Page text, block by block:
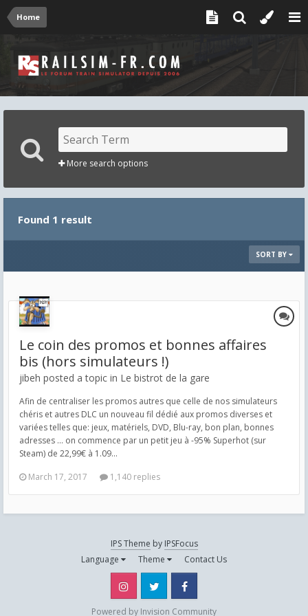
Home
More search options
Found 1 result
SORT BY
Le coin des promos et bonnes affaires
bis (hors simulateurs !)
jibeh posted a topic in Le bistrot de la gare
Afin de centraliser les promos autres que celle de nos simulateurs
chéris et autres DLC un nouveau fil dédié aux promos diverses et
variées telles que: jeux, matériels, DVD, Blu-ray, bon plan, bonnes
adresses ... on commence par un petit jeu à -95% Superhot (sur
Steam) de 22,99€ à 1.09...
March 17, 2017
1,140 replies
IPS Theme by IPSFocus
Language
Theme Contact Us
Instagram Twitter
Powered by Invision Community